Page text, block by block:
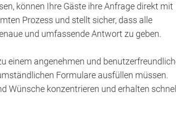
können Ihre Gäste ihre Anfrage direkt mit
Prozess und stellt sicher, dass alle
und umfassende Antwort zu geben.
einem angenehmen und
Formulare ausfüllen müssen.
Wünsche konzentrieren und erhalten